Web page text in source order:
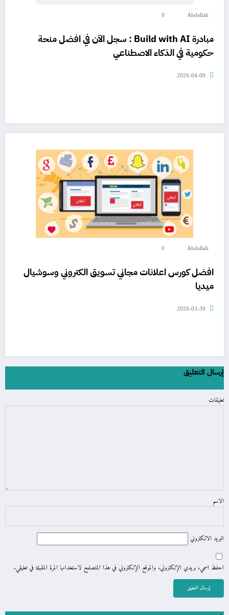
Abdallah
0
مبادرة Build with AI : سجل الآن في افضل منحة
حكومية في الذكاء الاصطناعي
2026-04-09
Abdallah
0
افضل كورس اعلانات مجاني تسويق الكتروني وسوشيال
ميديا
2026-03-30
إرسال التعليق
تعليقات
الاسم
البريد الالكتروني
احفظ اسمي، بريدي الإلكتروني، والموقع الإلكتروني في هذا المتصفح لاستخدامها المرة المقبلة في تعليقي.